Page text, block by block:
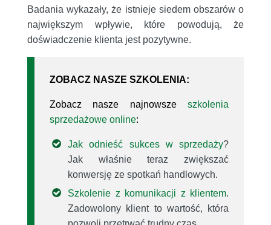
Badania wykazały, że istnieje siedem obszarów o
największym wpływie, które powodują, że
doświadczenie klienta jest pozytywne.
ZOBACZ NASZE SZKOLENIA:
Zobacz nasze najnowsze szkolenia
sprzedażowe online:
Jak odnieść sukces w sprzedaży?
Jak właśnie teraz zwiększać
konwersję ze spotkań handlowych.
Szkolenie z komunikacji z klientem.
Zadowolony klient to wartość, która